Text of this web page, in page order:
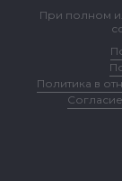
При полном
Политика в